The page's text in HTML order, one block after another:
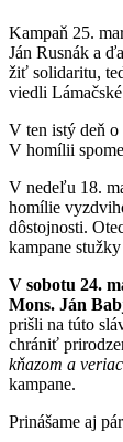
Kampaň 25.
Ján Rusnák a
žiť solidaritu,
viedli
V ten istý deň o
V homílii
V nedeľu 18.
homílie
dôstojnosti.
kampane
V sobotu 24.
Mons. Ján
prišli na túto
chrániť
kňazom a
kampane.
Prinášame aj